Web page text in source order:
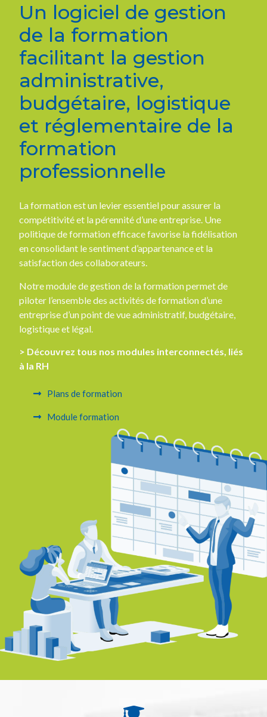
Un logiciel de gestion
de la formation
facilitant la gestion
administrative,
budgétaire, logistique
et réglementaire de la
formation
professionnelle
La formation est un levier essentiel pour assurer la
compétitivité et la pérennité d’une entreprise. Une
politique de formation efficace favorise la fidélisation
en consolidant le sentiment d’appartenance et la
satisfaction des collaborateurs.
Notre module de gestion de la formation permet de
piloter l’ensemble des activités de formation d’une
entreprise d’un point de vue administratif, budgétaire,
logistique et légal.
> Découvrez tous nos modules interconnectés, liés
à la RH
Plans de formation
Module formation